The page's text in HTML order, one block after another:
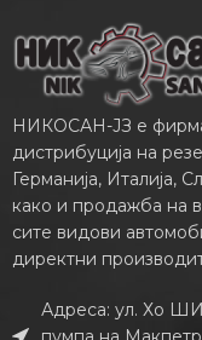
НИКОСАН-ЈЗ е фирма
дистрибуција на
Германија, Италија,
како и продажба на
сите видови
директни
Адреса: ул. Хо